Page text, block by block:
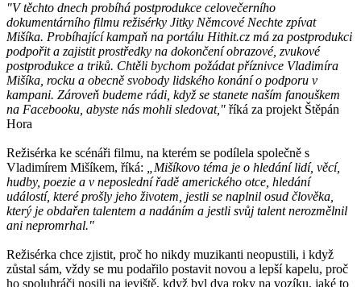
"V těchto dnech probíhá postprodukce celovečerního
dokumentárního filmu režisérky Jitky Němcové Nechte zpívat
Mišíka. Probíhající kampaň na portálu Hithit.cz má za postprodukci
podpořit a zajistit prostředky na dokončení obrazové, zvukové
postprodukce a triků. Chtěli bychom požádat příznivce Vladimíra
Mišíka, rocku a obecně svobody lidského konání o podporu v
kampani. Zároveň budeme rádi, když se stanete naším fanouškem
na Facebooku, abyste nás mohli sledovat," říká za projekt Štěpán
Hora
Režisérka ke scénáři filmu, na kterém se podílela společně s
Vladimírem Mišíkem, říká:
„Mišíkovo téma je o hledání lidí, věcí,
hudby, poezie a v neposlední řadě amerického otce, hledání
událostí, které prošly jeho životem, jestli se naplnil osud člověka,
který je obdařen talentem a nadáním a jestli svůj talent nerozmělnil
ani nepromrhal."
Režisérka chce zjistit, proč ho nikdy muzikanti neopustili, i když
zůstal sám, vždy se mu podařilo postavit novou a lepší kapelu, proč
ho spoluhráči nosili na jeviště, když byl dva roky na vozíku, jaké to